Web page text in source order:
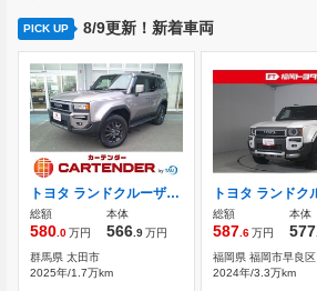
PICK UP 8/9更新！新着車両
トヨタ ランドクルーザー250 2.7 VX 4WD 12ヶ月走行無制限保証 全周囲カメラ ETC
総額
580 .0万円
本体
566 .9万円
群馬県 太田市
2025年/1.7万km
総額
587 .6万円
本体
577
福岡県 福岡市早良区
2024年/3.3万km